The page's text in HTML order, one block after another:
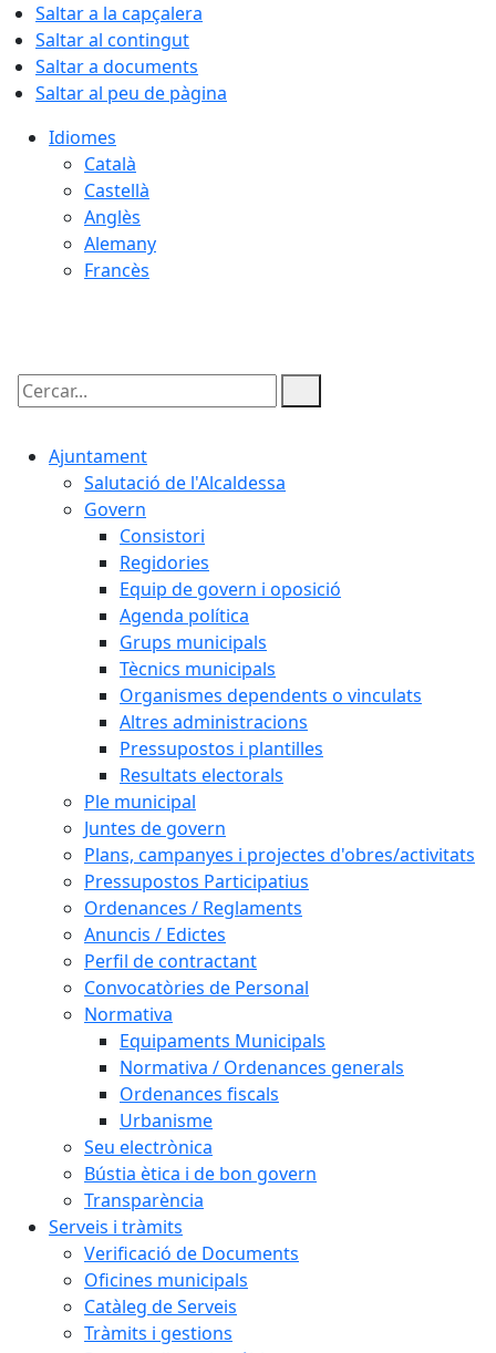
Saltar a la capçalera
Saltar al contingut
Saltar a documents
Saltar al peu de pàgina
Idiomes
Català
Castellà
Anglès
Alemany
Francès
Cercar:
Ajuntament
Salutació de l'Alcaldessa
Govern
Consistori
Regidories
Equip de govern i oposició
Agenda política
Grups municipals
Tècnics municipals
Organismes dependents o vinculats
Altres administracions
Pressupostos i plantilles
Resultats electorals
Ple municipal
Juntes de govern
Plans, campanyes i projectes d'obres/activitats
Pressupostos Participatius
Ordenances / Reglaments
Anuncis / Edictes
Perfil de contractant
Convocatòries de Personal
Normativa
Equipaments Municipals
Normativa / Ordenances generals
Ordenances fiscals
Urbanisme
Seu electrònica
Bústia ètica i de bon govern
Transparència
Serveis i tràmits
Verificació de Documents
Oficines municipals
Catàleg de Serveis
Tràmits i gestions